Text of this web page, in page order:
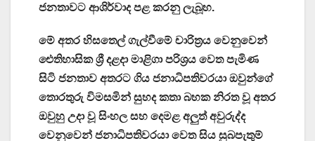
ජනතාවට ආශිර්වාද පළ කරනු ලැබූහ.
මේ අතර හිසතෙල් ගැල්වීමේ චාරිත්‍රය වෙනුවෙන්
ඓතිහාසික ශ්‍රී දළදා මාළිගා පරිශ්‍රය වෙත පැමිණ
සිටි ජනතාව අතරට ගිය ජනාධිපතිවරයා ඔවුන්ගේ
තොරතුරු විමසමින් සුහද කතා බහක නිරත වූ අතර
ඔවුහු උදා වූ සිංහල සහ දෙමළ අලුත් අවුරුද්ද
වෙනුවෙන් ජනාධිපතිවරයා වෙත සිය සුබපැතුම්